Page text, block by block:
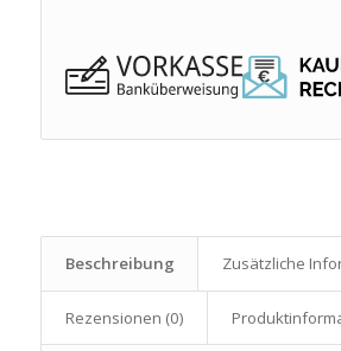
Beschreibung Zusätzliche
Rezensionen (0)